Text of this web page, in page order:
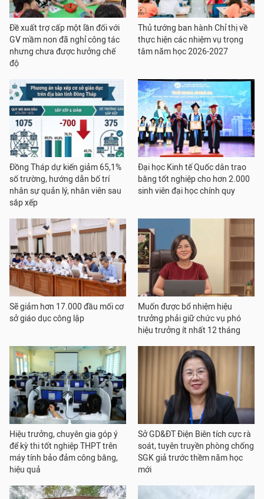
Đề xuất trợ cấp một lần đối với
GV mầm non đã nghỉ công tác
nhưng chưa được hưởng chế
độ
Thủ tướng ban hành Chỉ thị về
thực hiện các nhiệm vụ trọng
tâm năm học 2026-2027
Đồng Tháp dự kiến giảm 65,1%
số trường, hướng dẫn bố trí
nhân sự quản lý, nhân viên sau
sắp xếp
Đại học Kinh tế Quốc dân trao
bằng tốt nghiệp cho hơn 2.000
sinh viên đại học chính quy
Sẽ giảm hơn 17.000 đầu mối cơ
sở giáo dục công lập
Muốn được bổ nhiệm hiệu
trưởng phải giữ chức vụ phó
hiệu trưởng ít nhất 12 tháng
Hiệu trưởng, chuyên gia góp ý
để kỳ thi tốt nghiệp THPT trên
máy tính bảo đảm công bằng,
hiệu quả
Sở GD&ĐT Điện Biên tích cực rà
soát, tuyên truyền phòng chống
SGK giả trước thềm năm học
mới